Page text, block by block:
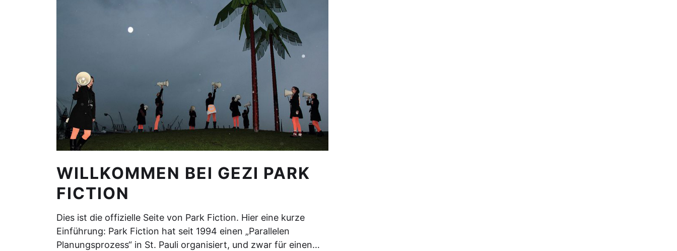
WILLKOMMEN BEI GEZI PARK
FICTION
Dies ist die offizielle Seite von Park Fiction. Hier eine kurze
Einführung: Park Fiction hat seit 1994 einen „Parallelen
Planungsprozess“ in St. Pauli organisiert, und zwar für einen…